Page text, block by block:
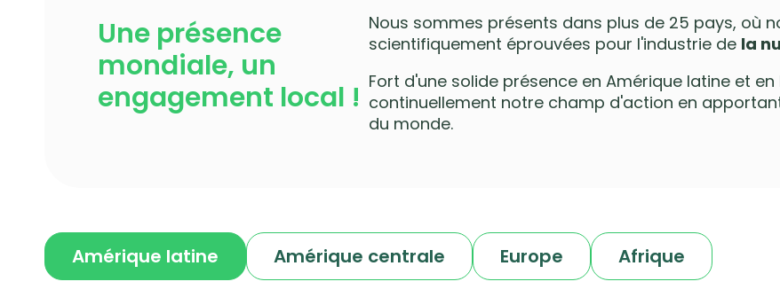
Une présence
mondiale, un
engagement local !
Nous sommes présents dans plus de 25 pays, où
scientifiquement éprouvées pour l'industrie de la
Fort d'une solide présence en Amérique latine et
continuellement notre champ d'action en
du monde.
Amérique latine Amérique centrale Europe Afrique